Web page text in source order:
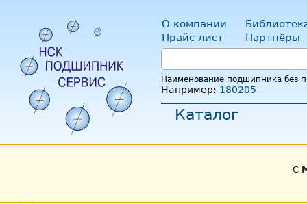
О компании
Прайс-лист
Партнёры
Наименование подшипника без
Например: 180205
Каталог
С